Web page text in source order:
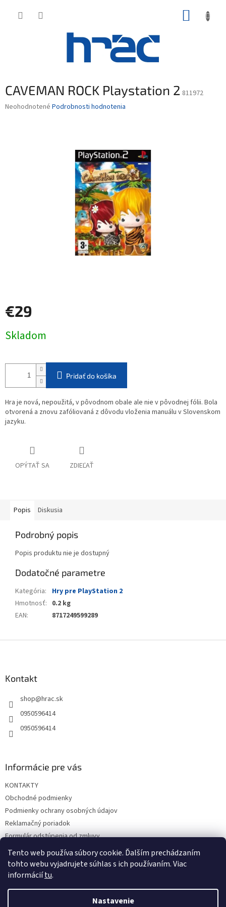
Tento web používa súbory cookie. Ďalším prechádzaním
tohto webu vyjadrujete súhlas s ich používaním. Viac
informáciítu.
Nastavenie
CAVEMAN ROCK Playstation 2 811972
Priemerné
Neohodnotené Podrobnosti hodnotenia
€29
cena:
Skladom
Pridať do košíka
Hra je nová, nepoužitá, v pôvodnom obale ale nie v pôvodnej fólii. Bola
otvorená a znovu zafóliovaná z dôvodu vloženia manuálu v Slovenskom
jazyku.
OPÝTAŤ SA ZDIEĽAŤ
Popis Diskusia
Podrobný popis
Popis produktu nie je dostupný
Dodatočné parametre
Kategória:
Hry pre PlayStation 2
Hmotnosť: 0.2 kg
EAN: 8717249599289
Kontakt
shop@hrac.sk
0950596414
0950596414
Informácie pre vás
KONTAKTY
Obchodné podmienky
Podmienky ochrany osobných údajov
Reklamačný poriadok
Formulár odstúpenia od zmluvy
Reklamačný formulár